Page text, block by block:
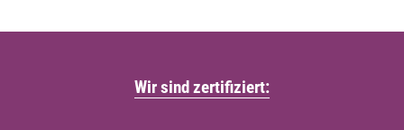
Wir sind zertifiziert: